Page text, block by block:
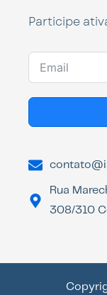
Participe
Rua
308/310